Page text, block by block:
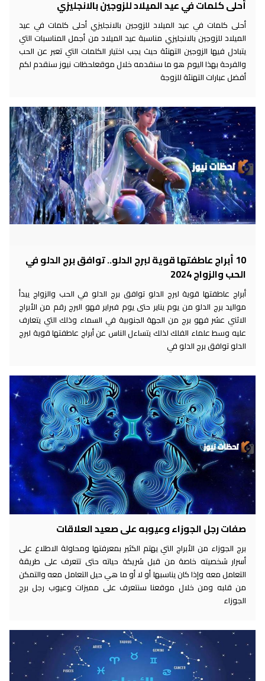
أحلى كلمات في عيد الميلاد للزوجين بالانجليزي
أحلى كلمات في عيد الميلاد للزوجين بالانجليزي أحلى كلمات في عيد
الميلاد للزوجين بالانجليزي مناسبة عيد الميلاد من أجمل المناسبات التي
يتبادل فيها الزوجين التهنئة حيث يجب اختيار الكلمات التي تعبر عن الحب
والفرحة بهذا اليوم هو ما سنقدمه خلال موقعلحظات نيوز سنقدم لكم
أفضل عبارات التهنئة للزوجة
10 أبراج عاطفتها قوية لبرج الدلو.. توافق برج الدلو في
الحب والزواج 2024
أبراج عاطفتها قوية لبرج الدلو توافق برج الدلو في الحب والزواج يبدأ
مواليد برج الدلو من يوم يناير حتى يوم فبراير فهو البرج رقم من الأبراج
الاثني عشر فهو برج من الجهة الجنوبية في السماء وذلك التي يتعارف
عليه وسط علماء الفلك لذلك يتساءل الناس عن أبراج عاطفتها قوية لبرج
الدلو توافق برج الدلو في
صفات رجل الجوزاء وعيوبه على صعيد العلاقات
برج الجوزاء من الأبراج التي يهتم الكثير بمعرفتها ومحاولة الاطلاع على
أسرار شخصيته خاصة من قبل شريكة حياته حتى تتعرف على طريقة
التعامل معه وإذا كان يناسبها أو لا أو ما هي حيل التعامل معه والتمكن
من قلبه ومن خلال موقعنا سنتعرف على مميزات وعيوب رجل برج
الجوزاء